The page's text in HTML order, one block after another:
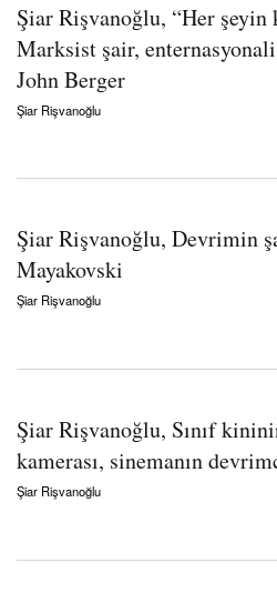
Şiar Rişvanoğlu, “Her
Marksist şair,
John Berger
Şiar Rişvanoğlu
about Şiar Rişvanoğlu, “Her şeyin kıymetini
Şiar Rişvanoğlu, Devrimin
Mayakovski
Şiar Rişvanoğlu
Şiar Rişvanoğlu, Sınıf
kamerası, sinemanın
Şiar Rişvanoğlu
about Şiar Rişvanoğlu, Sınıf kininin ve Kürt